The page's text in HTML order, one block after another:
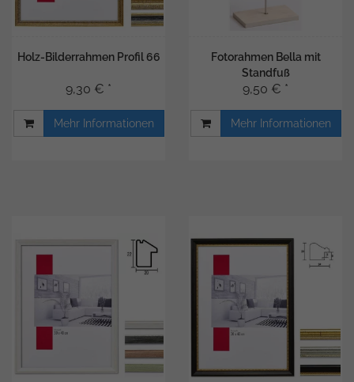
Holz-Bilderrahmen Profil 66
9,30 € *
Mehr Informationen
Fotorahmen Bella mit
Standfuß
9,50 € *
Mehr Informationen